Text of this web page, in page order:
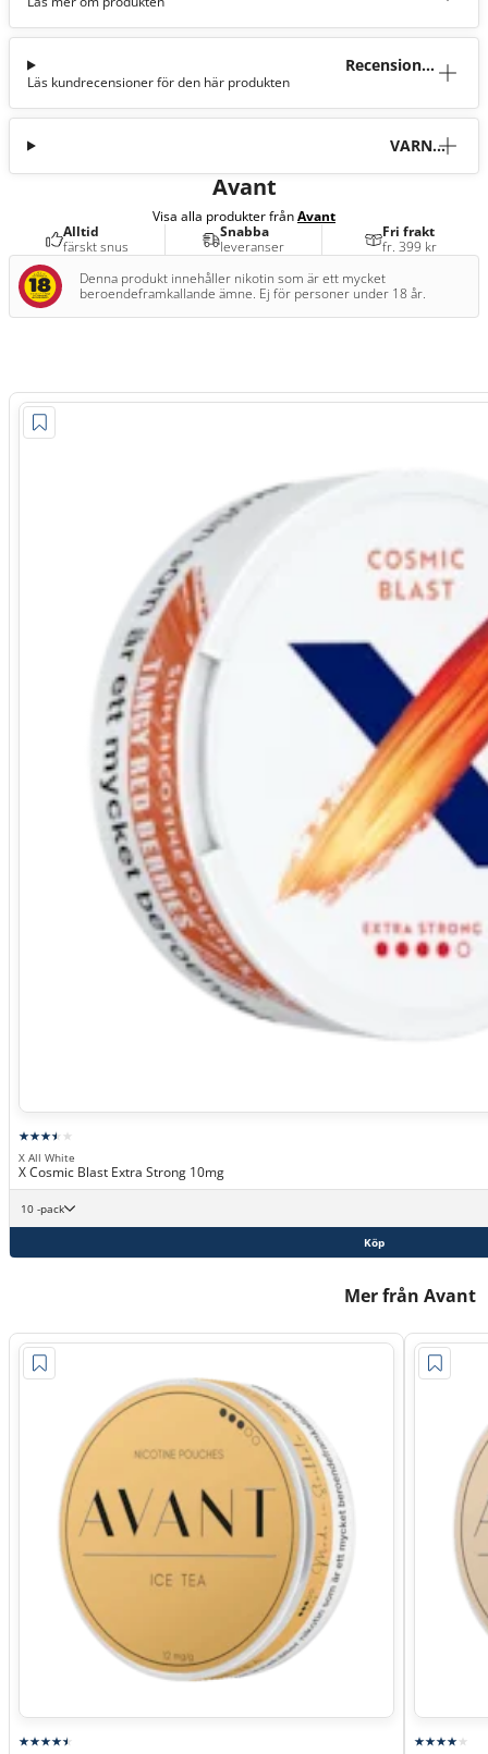
Recensioner
Läs kundrecensioner för den här produkten
VARNI
Avant
Visa alla produkter frånAvant
Alltid
färskt snus
Snabba
leveranser
Fri frakt
fr. 399 kr
Denna produkt innehåller nikotin som är ett mycket
beroendeframkallande ämne. Ej för personer under 18 år.
X All White
X Cosmic Blast Extra Strong 10mg
10 -pack
Köp
Mer från Avant